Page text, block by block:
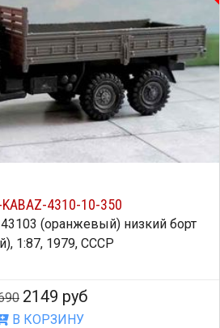
KABAZ-4310-10-350
(оранжевый) низкий борт
1:87, 1979, СССР
2149 руб
В КОРЗИНУ